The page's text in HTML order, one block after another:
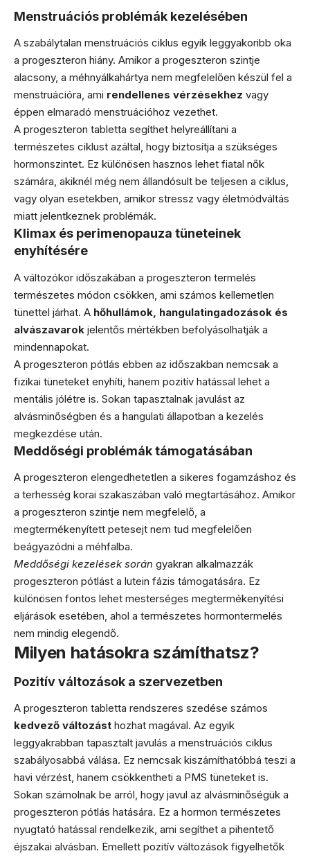
Menstruációs problémák kezelésében
A szabálytalan menstruációs ciklus egyik leggyakoribb oka
a progeszteron hiány. Amikor a progeszteron szintje
alacsony, a méhnyálkahártya nem megfelelően készül fel a
menstruációra, ami rendellenes vérzésekhez vagy
éppen elmaradó menstruációhoz vezethet.
A progeszteron tabletta segíthet helyreállítani a
természetes ciklust azáltal, hogy biztosítja a szükséges
hormonszintet. Ez különösen hasznos lehet fiatal nők
számára, akiknél még nem állandósult be teljesen a ciklus,
vagy olyan esetekben, amikor stressz vagy életmódváltás
miatt jelentkeznek problémák.
Klimax és perimenopauza tüneteinek
enyhítésére
A változókor időszakában a progeszteron termelés
természetes módon csökken, ami számos kellemetlen
tünettel járhat. A hőhullámok, hangulatingadozások és
alvászavarok jelentős mértékben befolyásolhatják a
mindennapokat.
A progeszteron pótlás ebben az időszakban nemcsak a
fizikai tüneteket enyhíti, hanem pozitív hatással lehet a
mentális jólétre is. Sokan tapasztalnak javulást az
alvásminőségben és a hangulati állapotban a kezelés
megkezdése után.
Meddőségi problémák támogatásában
A progeszteron elengedhetetlen a sikeres fogamzáshoz és
a terhesség korai szakaszában való megtartásához. Amikor
a progeszteron szintje nem megfelelő, a
megtermékenyített petesejt nem tud megfelelően
beágyazódni a méhfalba.
Meddőségi kezelések során gyakran alkalmazzák
progeszteron pótlást a lutein fázis támogatására. Ez
különösen fontos lehet mesterséges megtermékenyítési
eljárások esetében, ahol a természetes hormontermelés
nem mindig elegendő.
Milyen hatásokra számíthatsz?
Pozitív változások a szervezetben
A progeszteron tabletta rendszeres szedése számos
kedvező változást hozhat magával. Az egyik
leggyakrabban tapasztalt javulás a menstruációs ciklus
szabályosabbá válása. Ez nemcsak kiszámíthatóbbá teszi a
havi vérzést, hanem csökkentheti a PMS tüneteket is.
Sokan számolnak be arról, hogy javul az alvásminőségük a
progeszteron pótlás hatására. Ez a hormon természetes
nyugtató hatással rendelkezik, ami segíthet a pihentető
éjszakai alvásban. Emellett pozitív változások figyelhetők